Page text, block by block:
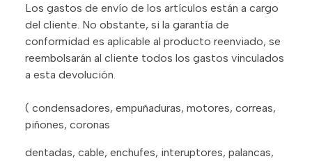
Los gastos de envío de los artículos están a cargo
del cliente. No obstante, si la garantía de
conformidad es aplicable al producto reenviado, se
reembolsarán al cliente todos los gastos vinculados
a esta devolución.
( condensadores, empuñaduras, motores, correas,
piñones, coronas
dentadas, cable, enchufes, interuptores, palancas,